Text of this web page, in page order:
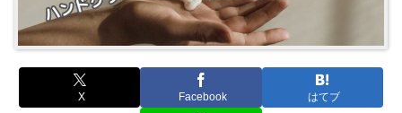
X Facebook はてブ